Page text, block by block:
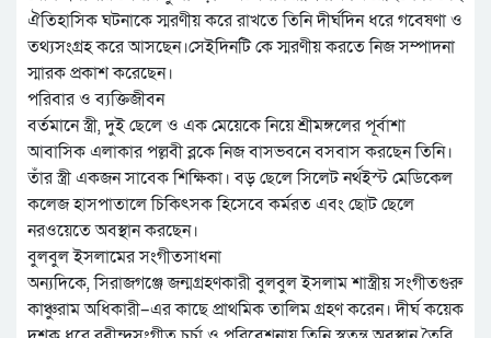
ঐতিহাসিক ঘটনাকে স্মরণীয় করে রাখতে তিনি দীর্ঘদিন ধরে গবেষণা ও
তথ্যসংগ্রহ করে আসছেন।সেইদিনটি কে স্মরণীয় করতে নিজ সম্পাদনা
স্মারক প্রকাশ করেছেন।
পরিবার ও ব্যক্তিজীবন
বর্তমানে স্ত্রী, দুই ছেলে ও এক মেয়েকে নিয়ে শ্রীমঙ্গলের পূর্বাশা
আবাসিক এলাকার পল্লবী ব্লকে নিজ বাসভবনে বসবাস করছেন তিনি।
তাঁর স্ত্রী একজন সাবেক শিক্ষিকা। বড় ছেলে সিলেট নর্থইস্ট মেডিকেল
কলেজ হাসপাতালে চিকিৎসক হিসেবে কর্মরত এবং ছোট ছেলে
নরওয়েতে অবস্থান করছেন।
বুলবুল ইসলামের সংগীতসাধনা
অন্যদিকে, সিরাজগঞ্জে জন্মগ্রহণকারী বুলবুল ইসলাম শাস্ত্রীয় সংগীতগুরু
কাঞ্চুরাম অধিকারী–এর কাছে প্রাথমিক তালিম গ্রহণ করেন। দীর্ঘ কয়েক